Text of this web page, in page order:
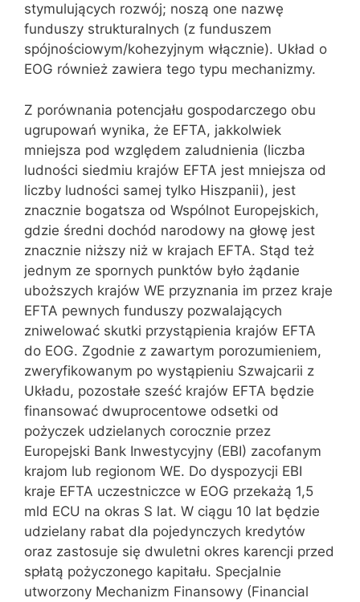
stymulujących rozwój; noszą one nazwę
funduszy strukturalnych (z funduszem
spójnościowym/kohezyjnym włącznie). Układ o
EOG również zawiera tego typu mechanizmy.
Z porównania potencjału gospodarczego obu
ugrupowań wynika, że EFTA, jakkolwiek
mniejsza pod względem zaludnienia (liczba
ludności siedmiu krajów EFTA jest mniejsza od
liczby ludności samej tylko Hiszpanii), jest
znacznie bogatsza od Wspólnot Europejskich,
gdzie średni dochód narodowy na głowę jest
znacznie niższy niż w krajach EFTA. Stąd też
jednym ze spornych punktów było żądanie
uboższych krajów WE przyznania im przez kraje
EFTA pewnych funduszy pozwalających
zniwelować skutki przystąpienia krajów EFTA
do EOG. Zgodnie z zawartym porozumieniem,
zweryfikowanym po wystąpieniu Szwajcarii z
Układu, pozostałe sześć krajów EFTA będzie
finansować dwuprocentowe odsetki od
pożyczek udzielanych corocznie przez
Europejski Bank Inwestycyjny (EBI) zacofanym
krajom lub regionom WE. Do dyspozycji EBI
kraje EFTA uczestniczce w EOG przekażą 1,5
mld ECU na okras S lat. W ciągu 10 lat będzie
udzielany rabat dla pojedynczych kredytów
oraz zastosuje się dwuletni okres karencji przed
spłatą pożyczonego kapitału. Specjalnie
utworzony Mechanizm Finansowy (Financial